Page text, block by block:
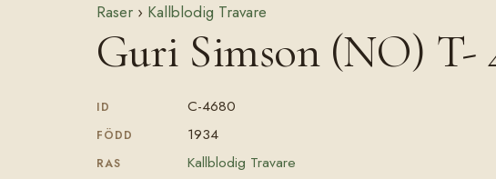
Raser › Kallblodig Travare
Guri Simson (NO) T-
ID C-4680
FÖDD 1934
RAS Kallblodig Travare